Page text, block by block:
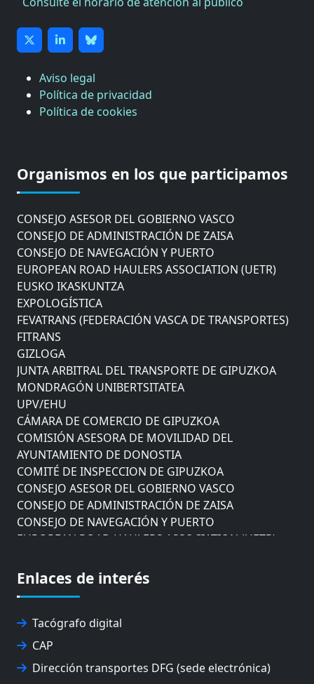
Aviso legal
Política de privacidad
Política de cookies
Organismos en los que participamos
AYUNTAMIENTO DE DONOSTIA
COMITÉ DE INSPECCION DE GIPUZKOA
CONSEJO ASESOR DEL GOBIERNO VASCO
CONSEJO DE ADMINISTRACIÓN DE ZAISA
CONSEJO DE NAVEGACIÓN Y PUERTO
EUROPEAN ROAD HAULERS ASSOCIATION (UETR)
EUSKO IKASKUNTZA
EXPOLOGÍSTICA
FEVATRANS (FEDERACIÓN VASCA DE TRANSPORTES)
FITRANS
GIZLOGA
JUNTA ARBITRAL DEL TRANSPORTE DE GIPUZKOA
MONDRAGÓN UNIBERTSITATEA
UPV/EHU
CÁMARA DE COMERCIO DE GIPUZKOA
COMISIÓN ASESORA DE MOVILIDAD DEL
AYUNTAMIENTO DE DONOSTIA
COMITÉ DE INSPECCION DE GIPUZKOA
CONSEJO ASESOR DEL GOBIERNO VASCO
CONSEJO DE ADMINISTRACIÓN DE ZAISA
CONSEJO DE NAVEGACIÓN Y PUERTO
EUROPEAN ROAD HAULERS ASSOCIATION (UETR)
FEVATRANS (FEDERACIÓN VASCA DE TRANSPORTES)
FITRANS
GIZLOGA
MONDRAGÓN UNIBERTSITATEA
UPV/EHU
Enlaces de interés
Tacógrafo digital
CAP
Dirección transportes DFG (sede electrónica)